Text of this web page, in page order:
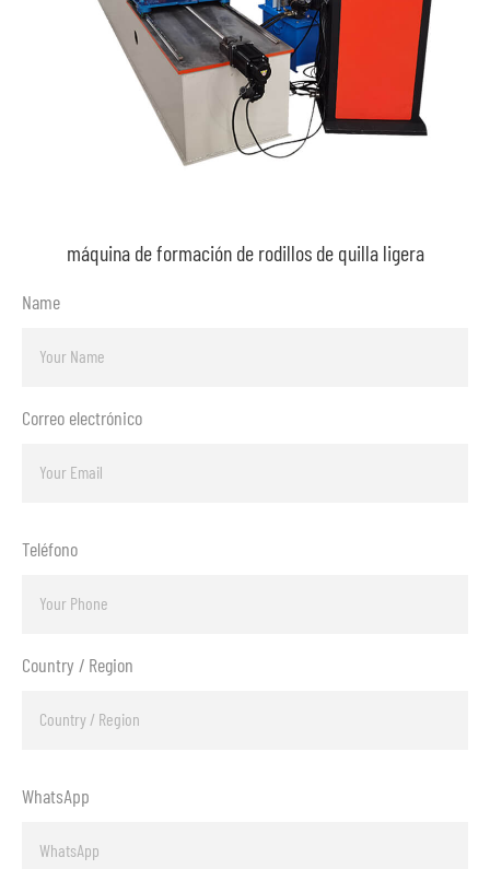
máquina de formación de rodillos de quilla ligera
Name
Correo electrónico
Teléfono
Country / Region
WhatsApp